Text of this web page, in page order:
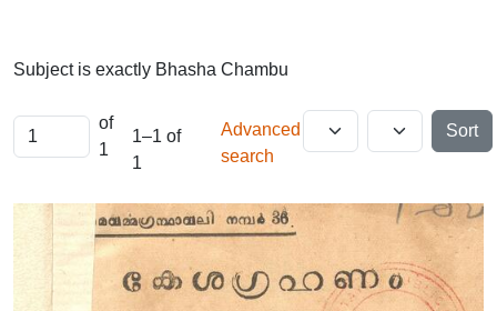
Subject is exactly Bhasha Chambu
of
1
1–1 of
1
Advanced
search
Sort